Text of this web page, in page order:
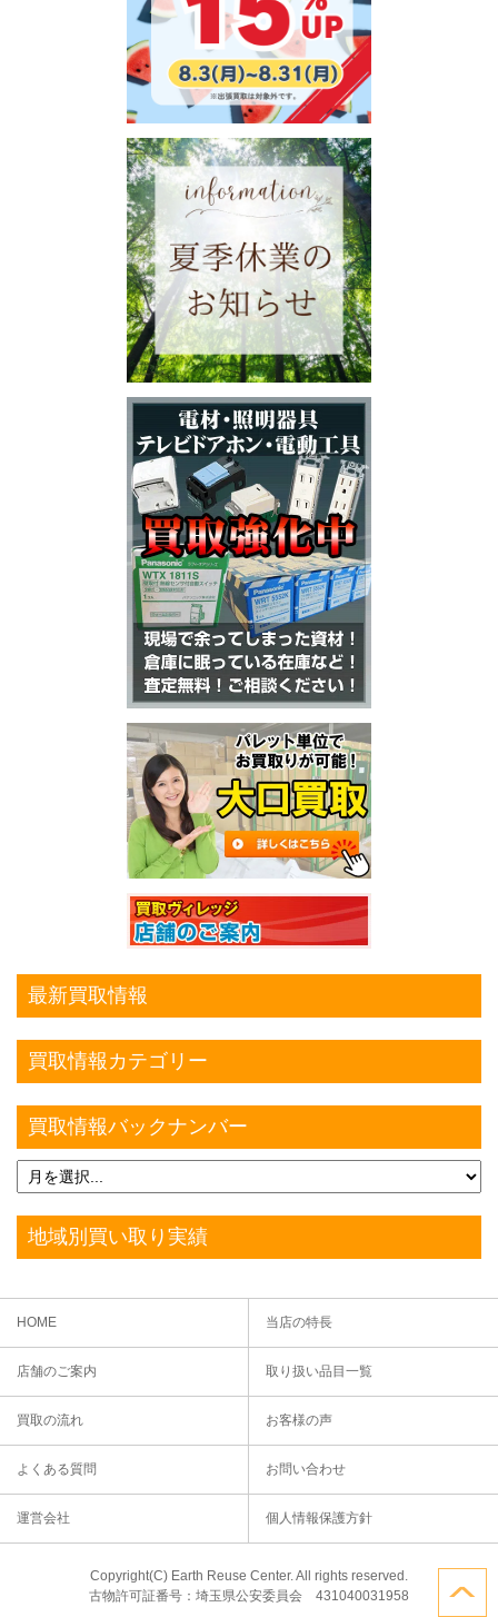
最新買取情報
買取情報カテゴリー
買取情報バックナンバー
地域別買い取り実績
HOME 当店の特長
店舗のご案内 取り扱い品目一覧
買取の流れ お客様の声
よくある質問 お問い合わせ
運営会社 個人情報保護方針
Copyright(C) Earth Reuse Center. All rights reserved.
古物許可証番号：埼玉県公安委員会 431040031958